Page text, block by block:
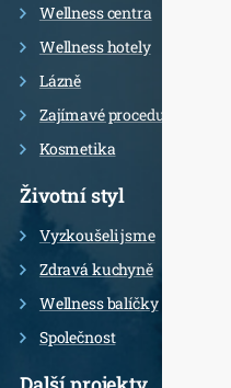
Wellness centra
Wellness hotely
Lázně
Zajímavé procedury
Kosmetika
Životní styl
Vyzkoušeli jsme
Zdravá kuchyně
Wellness balíčky
Společnost